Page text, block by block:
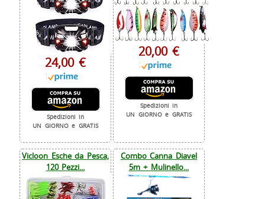
24,00 €
Spedizioni in
UN GIORNO e GRATIS
20,00 €
Spedizioni in
UN GIORNO e GRATIS
Vicloon Esche da Pesca,
120 Pezzi...
Combo Canna Diavel
5m + Mulinello...